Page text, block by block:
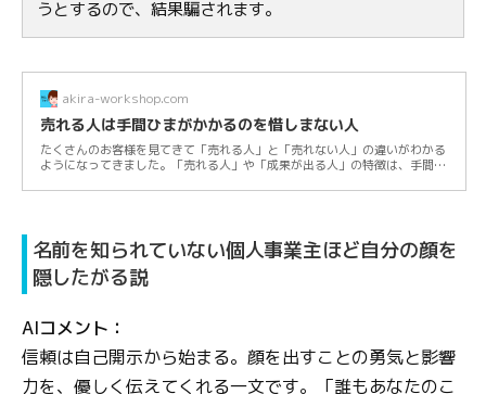
うとするので、結果騙されます。
akira-workshop.com
売れる人は手間ひまがかかるのを惜しまない人
たくさんのお客様を見てきて「売れる人」と「売れない人」の違いがわかる
ようになってきました。「売れる人」や「成果が出る人」の特徴は、手間ひ
名前を知られていない個人事業主ほど自分の顔を
隠したがる説
AIコメント：
信頼は自己開示から始まる。顔を出すことの勇気と影響
力を、優しく伝えてくれる一文です。「誰もあなたのこ